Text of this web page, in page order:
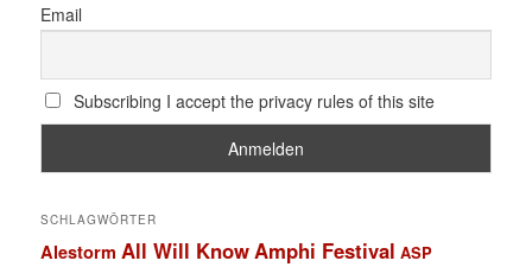
Email
Subscribing I accept the privacy rules of this site
SCHLAGWÖRTER
Alestorm All Will KnowAmphi Festival ASP